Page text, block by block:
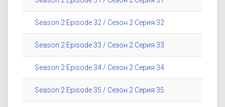
Season 2 Episode 32 / Сезон 2 Серия 32
Season 2 Episode 33 / Сезон 2 Серия 33
Season 2 Episode 34 / Сезон 2 Серия 34
Season 2 Episode 35 / Сезон 2 Серия 35